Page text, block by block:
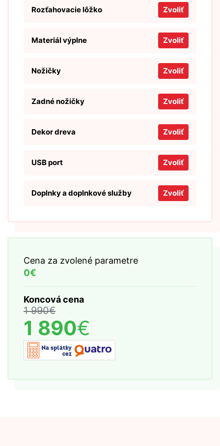
Rozťahovacie lôžko Zvoliť
Materiál výplne Zvoliť
Nožičky Zvoliť
Zadné nožičky Zvoliť
Dekor dreva Zvoliť
USB port Zvoliť
Doplnky a doplnkové služby Zvoliť
Cena za zvolené parametre
0€
Koncová cena
1 990€
1 890€